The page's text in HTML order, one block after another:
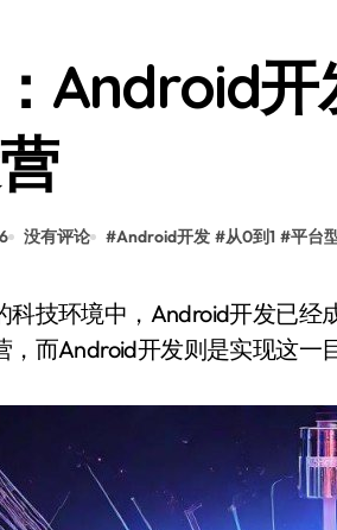
Android
没有评论 #Android开发 #从0到1 #平台
而Android开发则是实现这一